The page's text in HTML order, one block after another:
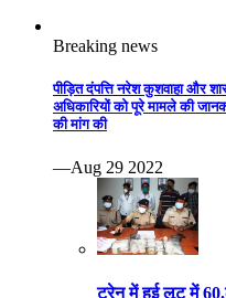
ट्रेन में हुई लूट में
गिरफ्तार
— Jul 03 2021
पति करता था शक,